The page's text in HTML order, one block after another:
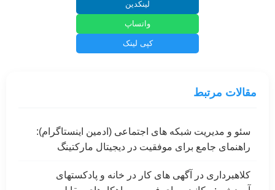
لینکدین
واتساپ
کپی لینک
مقالات مرتبط
سئو و مدیریت شبکه های اجتماعی (ادمین اینستاگرام):
راهنمای جامع برای موفقیت در دیجیتال مارکتینگ
کلاهبرداری در آگهی های کار در خانه و پادکستهای